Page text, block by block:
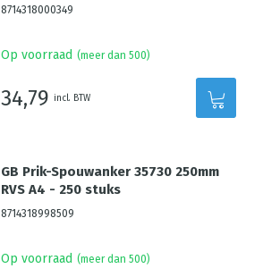
8714318000349
Op voorraad (meer dan 500)
34,79 incl. BTW
GB Prik-Spouwanker 35730 250mm
RVS A4 - 250 stuks
8714318998509
Op voorraad (meer dan 500)